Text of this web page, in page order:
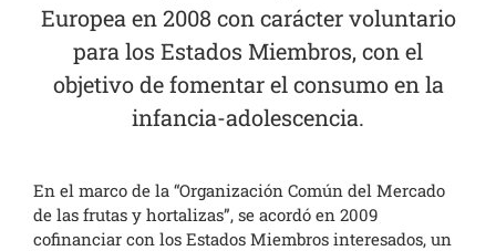
Europea en 2008 con carácter voluntario
para los Estados Miembros, con el
objetivo de fomentar el consumo en la
infancia-adolescencia.
En el marco de la “Organización Común del Mercado
de las frutas y hortalizas”, se acordó en 2009
cofinanciar con los Estados Miembros interesados, un